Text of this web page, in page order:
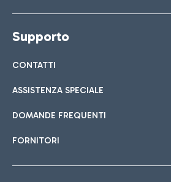
Supporto
CONTATTI
ASSISTENZA SPECIALE
DOMANDE FREQUENTI
FORNITORI